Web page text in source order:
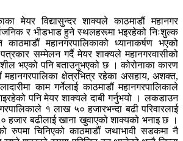
मेयर विद्यासुन्दर शाक्यले काठमाडौं महानगर
र भीडभाड हुने स्थलहरूमा भइरहेको निःशुल्क
काठमाडौं महानगरपालिकाको ध्यानाकर्षण भएको
सम्मेलन गर्दै मेयर शाक्यले महानगरवासीको
भएको पनि बताउनुभएको छ । कोरोनाका कारण
महानगरपालिका क्षेत्रभित्र रहेका असहाय, अशक्त,
काम गर्नेलाई काठमाडौं महानगरपालिकाले
पनि मेयर शाक्यले दाबी गर्नुभयो । लकडाउन
१ लाख ५० हजारभन्दा बढी परिवारलाई
हजार बढीलाई खाना खुवाएको शाक्यको भनाइ छ ।
रुपमा चिनिएको काठमाडौं जथाभावी सडकमा नै